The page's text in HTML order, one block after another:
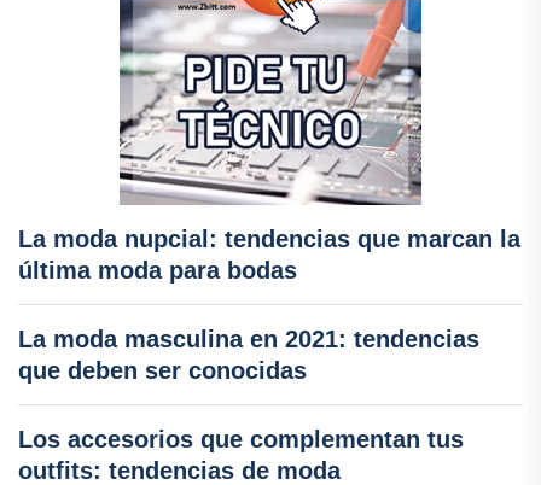
La moda nupcial: tendencias que marcan la
última moda para bodas
La moda masculina en 2021: tendencias
que deben ser conocidas
Los accesorios que complementan tus
outfits: tendencias de moda